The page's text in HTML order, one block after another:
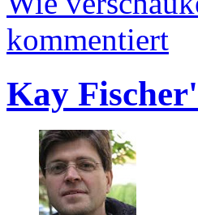
kommentiert
Kay